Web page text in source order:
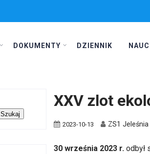
DOKUMENTY DZIENNIK
Szukaj
XXV zlot
2023-10-13 ZS1 Jeleśnia
30 września 2023 r. odbył